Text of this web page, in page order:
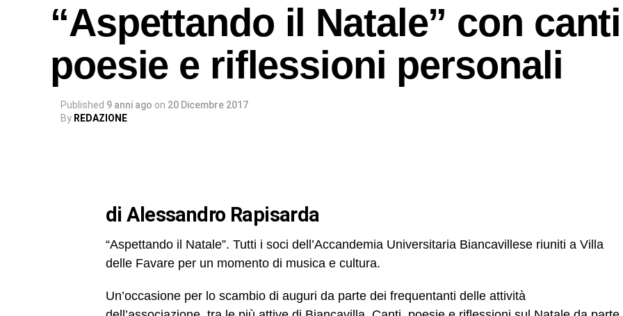
“Aspettando il Natale” con
poesie e riflessioni personali
Published 9 anni ago on 20 Dicembre 2017
By REDAZIONE
di Alessandro Rapisarda
“Aspettando il Natale”. Tutti i soci dell’Accandemia Universitaria Biancavillese riuniti a Villa
delle Favare per un momento di musica e cultura.
Un’occasione per lo scambio di auguri da parte dei frequentanti delle attività